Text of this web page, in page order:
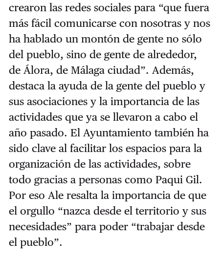
crearon las redes sociales para “que fuera
más fácil comunicarse con nosotras y nos
ha hablado un montón de gente no sólo
del pueblo, sino de gente de alrededor,
de Álora, de Málaga ciudad”. Además,
destaca la ayuda de la gente del pueblo y
sus asociaciones y la importancia de las
actividades que ya se llevaron a cabo el
año pasado. El Ayuntamiento también ha
sido clave al facilitar los espacios para la
organización de las actividades, sobre
todo gracias a personas como Paqui Gil.
Por eso Ale resalta la importancia de que
el orgullo “nazca desde el territorio y sus
necesidades” para poder “trabajar desde
el pueblo”.